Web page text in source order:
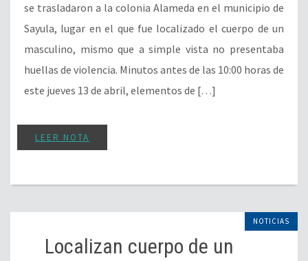
se trasladaron a la colonia Alameda en el municipio de
Sayula, lugar en el que fue localizado el cuerpo de un
masculino, mismo que a simple vista no presentaba
huellas de violencia. Minutos antes de las 10:00 horas de
este jueves 13 de abril, elementos de […]
LEER NOTA
NOTICIAS
Localizan cuerpo de un